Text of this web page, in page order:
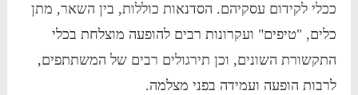
ככלי לקידום עסקיהם. הסדנאות כוללות, בין השאר, מתן
כלים, "טיפים" ועקרונות רבים להופעה מוצלחת בכלי
התקשורת השונים, וכן תירגולים רבים של המשתתפים,
לרבות הופעה ועמידה בפני מצלמה.